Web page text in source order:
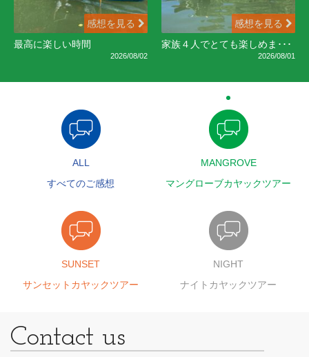
感想を見る
最高に楽しい時間
2026/08/02
感想を見る
家族４人でとても楽しめま･･･
2026/08/01
ALL
すべてのご感想
MANGROVE
マングローブカヤックツアー
SUNSET
サンセットカヤックツアー
NIGHT
ナイトカヤックツアー